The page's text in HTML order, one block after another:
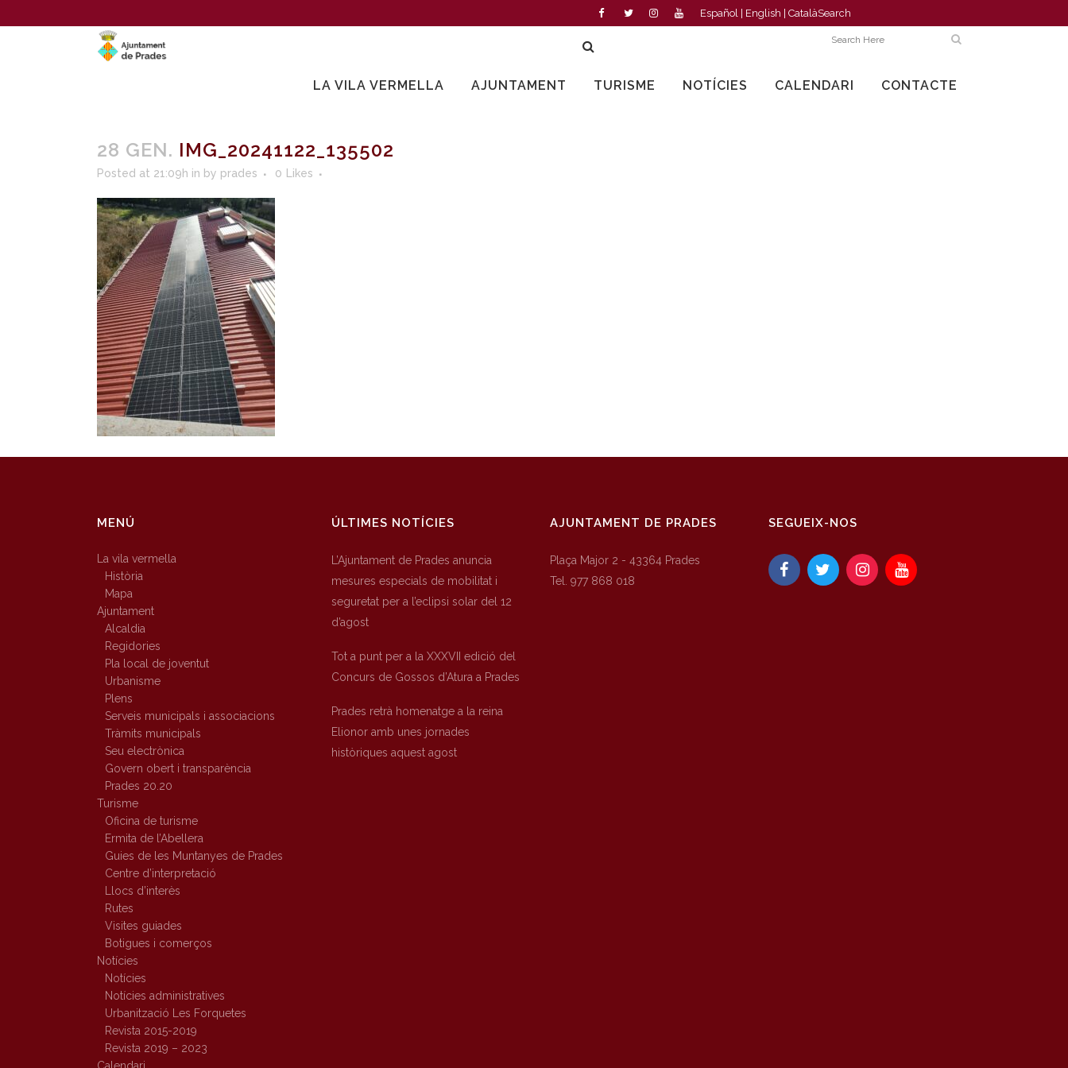
Español English CatalàSearch
LA VILA VERMELLA AJUNTAMENT TURISME NOTÍCIES CALENDARI CONTACTE
28 GEN. IMG_20241122_135502
Posted at 21:09h in by prades 0 Likes
MENÚ
La vila vermella
Història
Mapa
Ajuntament
Alcaldia
Regidories
Pla local de joventut
Urbanisme
Plens
Serveis municipals i associacions
Tràmits municipals
Seu electrònica
Govern obert i transparència
Prades 20.20
Turisme
Oficina de turisme
Ermita de l’Abellera
Guies de les Muntanyes de Prades
Centre d’interpretació
Llocs d’interès
Rutes
Visites guiades
Botigues i comerços
Notícies
Notícies
Notícies administratives
Urbanització Les Forquetes
Revista 2015-2019
Revista 2019 – 2023
ÚLTIMES NOTÍCIES
L’Ajuntament de Prades anuncia
mesures especials de mobilitat i
seguretat per a l’eclipsi solar del 12
d’agost
Tot a punt per a la XXXVII edició del
Concurs de Gossos d’Atura a Prades
Prades retrà homenatge a la reina
Elionor amb unes jornades
històriques aquest agost
AJUNTAMENT DE PRADES
Plaça Major 2 - 43364 Prades
Tel. 977 868 018
SEGUEIX-NOS